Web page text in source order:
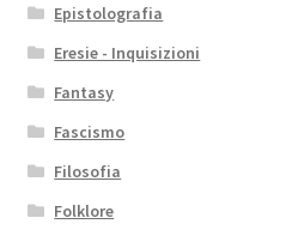
Epistolografia
Eresie - Inquisizioni
Fantasy
Fascismo
Filosofia
Folklore